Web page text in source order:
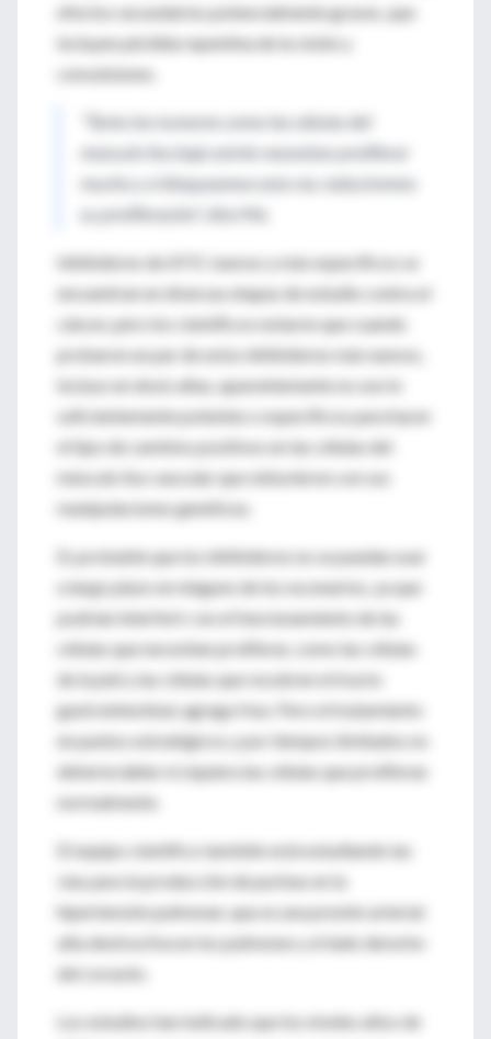
efectos secundarios potencialmente graves, que
incluyen pérdida repentina de la visión y
convulsiones.
“Tanto los tumores como las células del
músculo liso bajo estrés necesitan proliferar
mucho y si bloqueamos esta vía, reduciremos
su proliferación”, dice Ma.
Inhibidores de ATIC nuevos y más específicos se
encuentran en diversas etapas de estudio contra el
cáncer, pero los científicos notaron que cuando
probaron un par de estos inhibidores más nuevos,
incluso en dosis altas, aparentemente no son lo
suficientemente potentes o específicos para hacer
el tipo de cambios positivos en las células del
músculo liso vascular que obtuvieron con sus
manipulaciones genéticas.
Es probable que los inhibidores no se puedan usar
a largo plazo en ninguno de los escenarios, ya que
podrían interferir con el funcionamiento de las
células que necesitan proliferar, como las células
de la piel y las células que recubren el tracto
gastrointestinal, agrega Huo. Pero el tratamiento
en puntos estratégicos y por tiempos limitados no
debería dañar ni siquiera las células que proliferan
normalmente.
El equipo científico también está estudiando las
vías para la producción de purinas en la
hipertensión pulmonar, que es una presión arterial
alta destructiva en los pulmones y el lado derecho
del corazón.
Los estudios han indicado que los niveles altos de